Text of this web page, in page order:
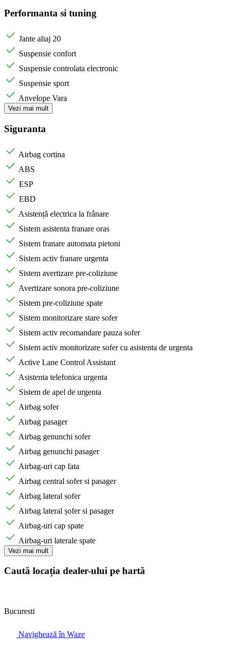
Performanta si tuning
Jante aliaj 20
Suspensie confort
Suspensie controlata electronic
Suspensie sport
Anvelope Vara
Vezi mai mult
Siguranta
Airbag cortina
ABS
ESP
EBD
Asistență electrica la frânare
Sistem asistenta franare oras
Sistem franare automata pietoni
Sistem activ franare urgenta
Sistem avertizare pre-coliziune
Avertizare sonora pre-coliziune
Sistem pre-coliziune spate
Sistem monitorizare stare sofer
Sistem activ recomandare pauza sofer
Sistem activ monitorizare sofer cu asistenta de urgenta
Active Lane Control Assistant
Asistenta telefonica urgenta
Sistem de apel de urgenta
Airbag sofer
Airbag pasager
Airbag genunchi sofer
Airbag genunchi pasager
Airbag-uri cap fata
Airbag central sofer si pasager
Airbag lateral sofer
Airbag lateral șofer si pasager
Airbag-uri cap spate
Airbag-uri laterale spate
Vezi mai mult
Caută locația dealer-ului pe hartă
Bucuresti
Navighează în Waze